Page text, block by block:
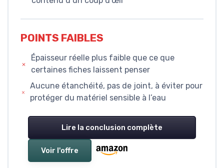
POINTS FAIBLES
Épaisseur réelle plus faible que ce que
certaines fiches laissent penser
Aucune étanchéité, pas de joint, à éviter pour
protéger du matériel sensible à l’eau
Lire la conclusion complète
Voir l'offre